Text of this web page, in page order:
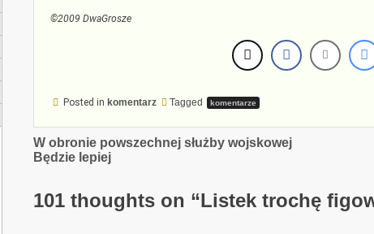
©2009 DwaGrosze
Posted in komentarz Tagged komentarze
Nawigacja
wpisu
W obronie powszechnej służby wojskowej
Będzie lepiej
101 thoughts on “Listek trochę